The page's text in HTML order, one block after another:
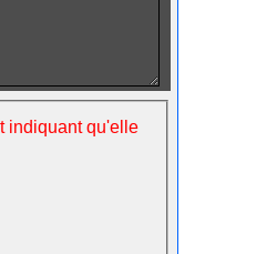
indiquant qu'elle